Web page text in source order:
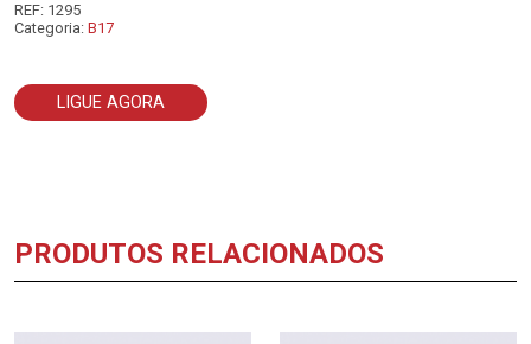
REF: 1295
Categoria: B17
LIGUE AGORA
PRODUTOS RELACIONADOS